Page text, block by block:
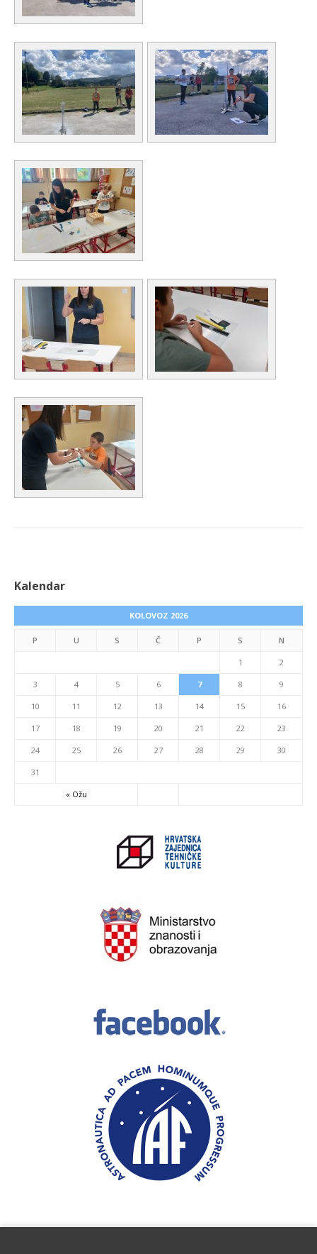
Kalendar
KOLOVOZ 2026
P U S Č P S N
« Ožu
1 2
3 4 5 6 7 8 9
10 11 12 13 14 15 16
17 18 19 20 21 22 23
24 25 26 27 28 29 30
31